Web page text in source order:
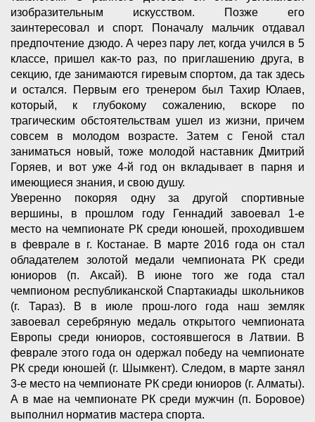
изобразительным искусством. Позже его
заинтересовал и спорт. Поначалу мальчик отдавал
предпочтение дзюдо. А через пару лет, когда учился в 5
классе, пришел как-то раз, по приглашению друга, в
секцию, где занимаются гиревым спортом, да так здесь
и остался. Первым его тренером был Тахир Юлаев,
который, к глубокому сожалению, вскоре по
трагическим обстоятельствам ушел из жизни, причем
совсем в молодом возрасте. Затем с Геной стал
заниматься новый, тоже молодой наставник Дмитрий
Горяев, и вот уже 4-й год он вкладывает в парня и
имеющиеся знания, и свою душу.
Уверенно покоряя одну за другой спортивные
вершины, в прошлом году Геннадий завоевал 1-е
место на чемпионате РК среди юношей, проходившем
в феврале в г. Костанае. В марте 2016 года он стал
обладателем золотой медали чемпионата РК среди
юниоров (п. Аксай). В июне того же года стал
чемпионом республиканской Спартакиады школьников
(г. Тараз). В в июле прош-лого года наш земляк
завоевал серебряную медаль открытого чемпионата
Европы среди юниоров, состоявшегося в Латвии. В
феврале этого года он одержал победу на чемпионате
РК среди юношей (г. Шымкент). Следом, в марте занял
3-е место на чемпионате РК среди юниоров (г. Алматы).
А в мае на чемпионате РК среди мужчин (п. Боровое)
выполнил норматив мастера спорта.